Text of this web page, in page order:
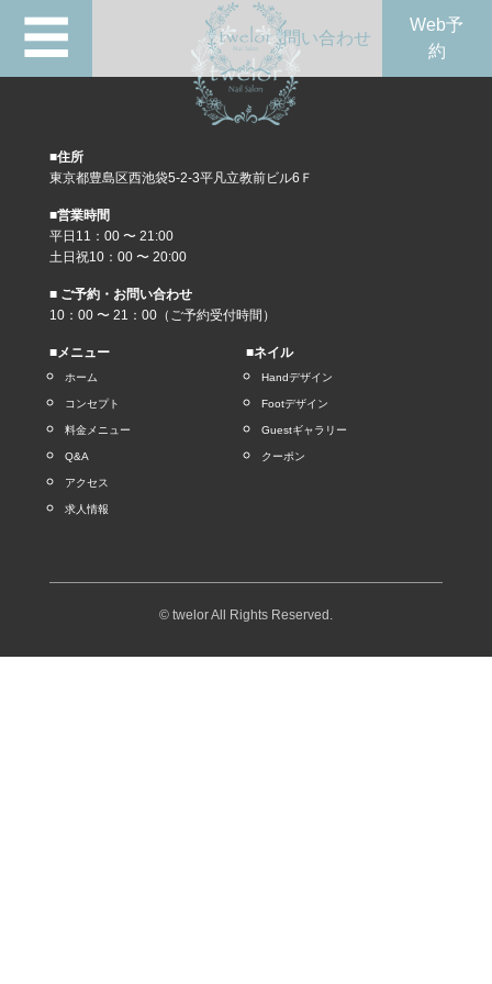
☰ 問い合わせ
Web予
約
■住所
東京都豊島区西池袋5-2-3平凡立教前ビル6Ｆ
■営業時間
平日11：00 〜 21:00
土日祝10：00 〜 20:00
■ ご予約・お問い合わせ
10：00 〜 21：00（ご予約受付時間）
■メニュー
ホーム
コンセプト
料金メニュー
Q&A
アクセス
求人情報
■ネイル
Handデザイン
Footデザイン
Guestギャラリー
クーポン
© twelor All Rights Reserved.